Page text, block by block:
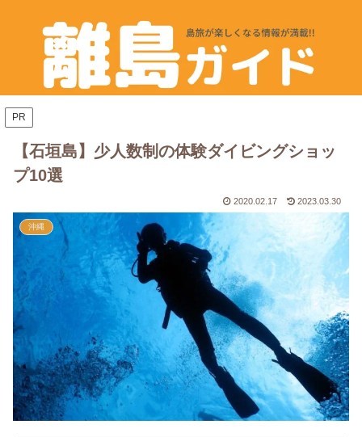
PR
【石垣島】少人数制の体験ダイビングショッ
プ10選
2020.02.17 2023.03.30
沖縄